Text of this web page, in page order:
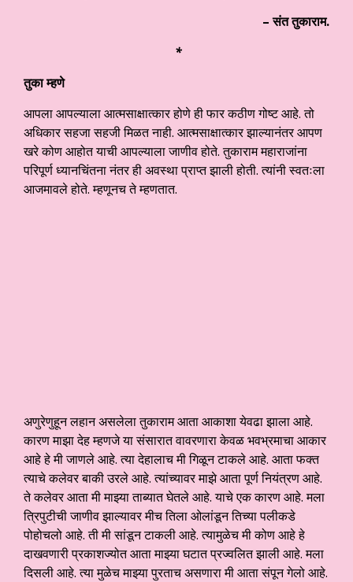
– संत तुकाराम.
*
तुका म्हणे
आपला आपल्याला आत्मसाक्षात्कार होणे ही फार कठीण गोष्ट आहे. तो
अधिकार सहजा सहजी मिळत नाही. आत्मसाक्षात्कार झाल्यानंतर आपण
खरे कोण आहोत याची आपल्याला जाणीव होते. तुकाराम महाराजांना
परिपूर्ण ध्यानचिंतना नंतर ही अवस्था प्राप्त झाली होती. त्यांनी स्वतःला
आजमावले होते. म्हणूनच ते म्हणतात.
अणुरेणुहून लहान असलेला तुकाराम आता आकाशा येवढा झाला आहे.
कारण माझा देह म्हणजे या संसारात वावरणारा केवळ भवभ्रमाचा आकार
आहे हे मी जाणले आहे. त्या देहालाच मी गिळून टाकले आहे. आता फक्त
त्याचे कलेवर बाकी उरले आहे. त्यांच्यावर माझे आता पूर्ण नियंत्रण आहे.
ते कलेवर आता मी माझ्या ताब्यात घेतले आहे. याचे एक कारण आहे. मला
त्रिपुटीची जाणीव झाल्यावर मीच तिला ओलांडून तिच्या पलीकडे
पोहोचलो आहे. ती मी सांडून टाकली आहे. त्यामुळेच मी कोण आहे हे
दाखवणारी प्रकाशज्योत आता माझ्या घटात प्रज्वलित झाली आहे. मला
दिसली आहे. त्या मुळेच माझ्या पुरताच असणारा मी आता संपून गेलो आहे.